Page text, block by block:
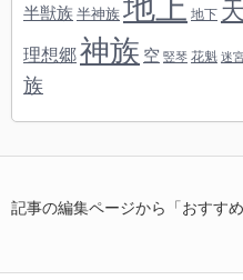
半獣族 半神族 地上 地下
理想郷神族 空 竪琴 花魁 迷
族
記事の編集ページから「おすす